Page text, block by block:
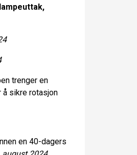
trenger en
å sikre rotasjon
en 40-dagers